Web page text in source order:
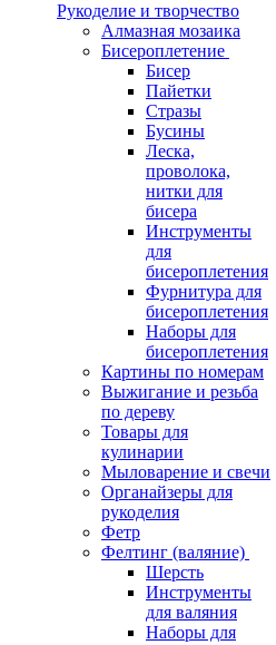
Рукоделие и творчество
Алмазная мозаика
Бисероплетение
Бисер
Пайетки
Стразы
Бусины
Леска,
проволока,
нитки для
бисера
Инструменты
для
бисероплетения
Фурнитура для
бисероплетения
Наборы для
бисероплетения
Картины по номерам
Выжигание и резьба
по дереву
Товары для
кулинарии
Мыловарение и свечи
Органайзеры для
рукоделия
Фетр
Фелтинг (валяние)
Шерсть
Инструменты
для валяния
Наборы для